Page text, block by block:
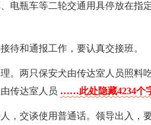
电瓶车等二轮交通用具停放在指
待和通报工作，要认真交接班。
。两只保安犬由传达室人员照料
传达室人员 ……此处隐藏4234
，交谈使用普通话。领导出入，